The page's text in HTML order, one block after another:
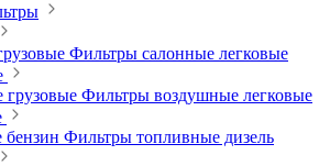
Фильтры салонные легковые
Фильтры воздушные легковые
Фильтры топливные дизель